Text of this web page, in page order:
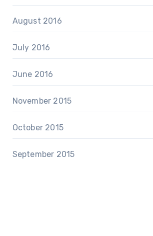
August 2016
July 2016
June 2016
November 2015
October 2015
September 2015